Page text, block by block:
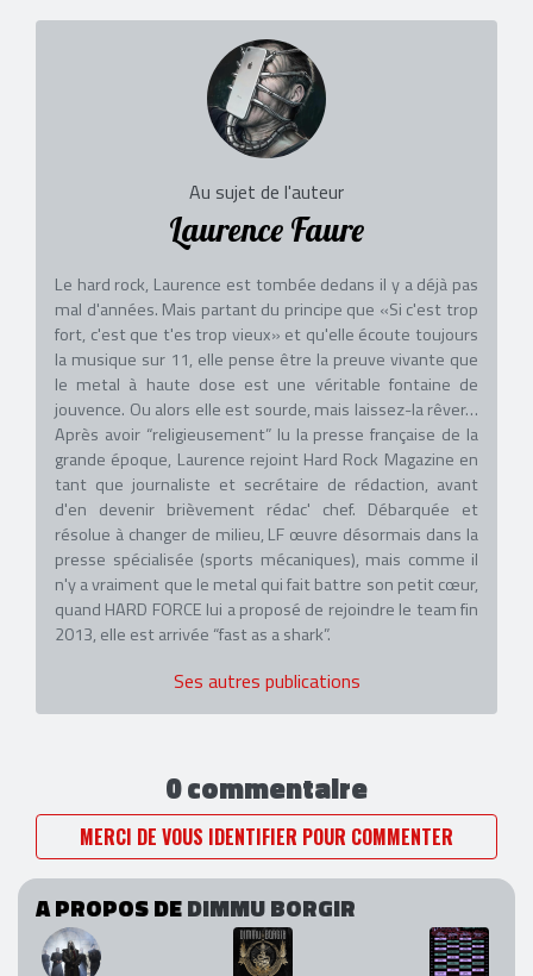
Au sujet de l'auteur
Laurence Faure
Le hard rock, Laurence est tombée dedans il y a déjà pas
mal d'années. Mais partant du principe que «Si c'est trop
fort, c'est que t'es trop vieux» et qu'elle écoute toujours
la musique sur 11, elle pense être la preuve vivante que
le metal à haute dose est une véritable fontaine de
jouvence. Ou alors elle est sourde, mais laissez-la rêver…
Après avoir “religieusement” lu la presse française de la
grande époque, Laurence rejoint Hard Rock Magazine en
tant que journaliste et secrétaire de rédaction, avant
d'en devenir brièvement rédac' chef. Débarquée et
résolue à changer de milieu, LF œuvre désormais dans la
presse spécialisée (sports mécaniques), mais comme il
n'y a vraiment que le metal qui fait battre son petit cœur,
quand HARD FORCE lui a proposé de rejoindre le team fin
2013, elle est arrivée “fast as a shark”.
Ses autres publications
0 commentaire
MERCI DE VOUS IDENTIFIER POUR COMMENTER
A PROPOS DEDIMMU BORGIR